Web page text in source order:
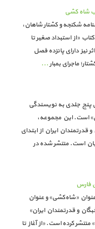
شکنجه و کشتار شاهان،
«از استبداد صغیر تا
نیز دارای پانزده فصل
ماجرای بمبار...
جلدی به نویسندگی
است. این مجموعه،
ایران از ابتدای
است. منتشر شده در
فارس
«شاه‌کشی» و عنوان
و قدرتمندان ایران»
کرده است. «از آغاز تا